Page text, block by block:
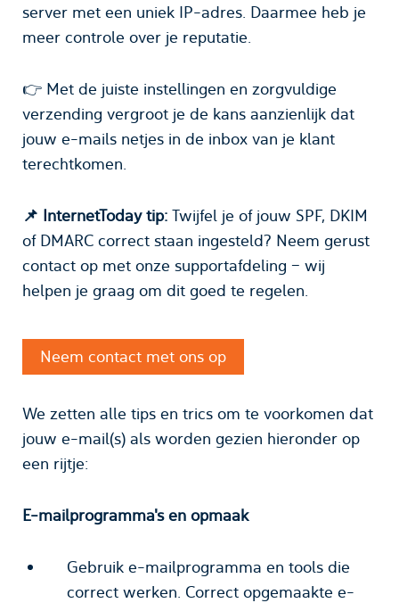
server met een uniek IP-adres. Daarmee heb je
meer controle over je reputatie.
👉 Met de juiste instellingen en zorgvuldige
verzending vergroot je de kans aanzienlijk dat
jouw e-mails netjes in de inbox van je klant
terechtkomen.
📌 InternetToday tip: Twijfel je of jouw SPF, DKIM
of DMARC correct staan ingesteld? Neem gerust
contact op met onze supportafdeling – wij
helpen je graag om dit goed te regelen.
Neem contact met ons op
We zetten alle tips en trics om te voorkomen dat
jouw e-mail(s) als worden gezien hieronder op
een rijtje:
E-mailprogramma's en opmaak
Gebruik e-mailprogramma en tools die
correct werken. Correct opgemaakte e-